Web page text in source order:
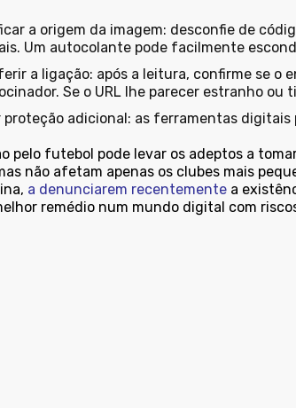
a origem da imagem: desconfie de
Um autocolante pode facilmente
a ligação: após a leitura, confirme se o
Se o URL lhe parecer estranho ou
proteção adicional: as ferramentas
pelo futebol pode levar os adeptos a
não afetam apenas os clubes mais
a denunciarem recentemente a
remédio num mundo digital com